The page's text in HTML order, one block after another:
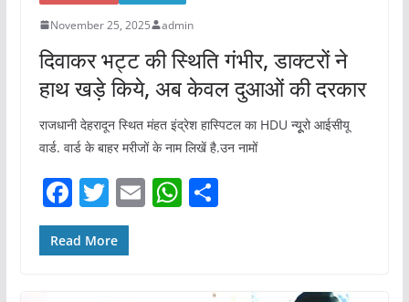
November 25, 2025 admin
दिवाकर भट्ट की स्थिति गंभीर, डाक्टरों ने
हाथ खड़े किये, अब केवल दुआओं की दरकार
राजधानी देहरादून स्थित मंहत इंद्रेश हास्पिटल का HDU न्यूूरो आईसीयू
वार्ड. वार्ड के बाहर मरीजों के नाम लिखें है.उन नामों
F
a
c
T
w
itt
E W S
Read More